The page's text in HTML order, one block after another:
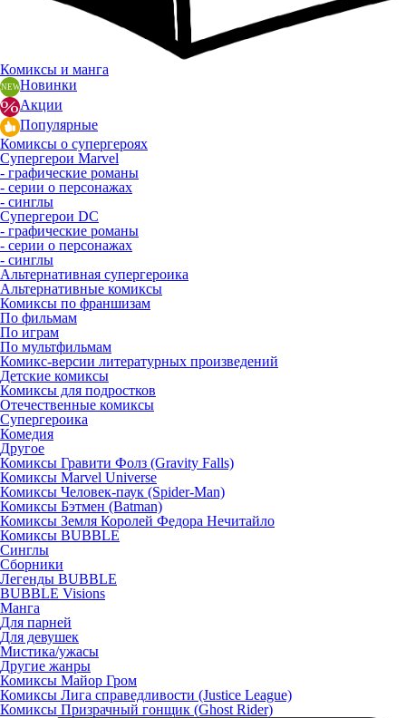
Комиксы и манга
Новинки
Акции
Популярные
Комиксы о супергероях
Супергерои Marvel
- графические романы
- серии о персонажах
- синглы
Супергерои DC
- графические романы
- серии о персонажах
- синглы
Альтернативная супергероика
Альтернативные комиксы
Комиксы по франшизам
По фильмам
По играм
По мультфильмам
Комикс-версии литературных произведений
Детские комиксы
Комиксы для подростков
Отечественные комиксы
Супергероика
Комедия
Другое
Комиксы Гравити Фолз (Gravity Falls)
Комиксы Marvel Universe
Комиксы Человек-паук (Spider-Man)
Комиксы Бэтмен (Batman)
Комиксы Земля Королей Федора Нечитайло
Комиксы BUBBLE
Синглы
Сборники
Легенды BUBBLE
BUBBLE Visions
Манга
Для парней
Для девушек
Мистика/ужасы
Другие жанры
Комиксы Майор Гром
Комиксы Лига справедливости (Justice League)
Комиксы Призрачный гонщик (Ghost Rider)